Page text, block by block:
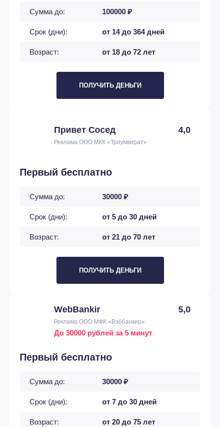
Сумма до: 100000 ₽
Срок (дни): от 14 до 364 дней
Возраст: от 18 до 72 лет
ПОЛУЧИТЬ ДЕНЬГИ
Привет Сосед 4,0
Реклама ООО МКК «Триумвират»
Первый бесплатно
Сумма до: 30000 ₽
Срок (дни): от 5 до 30 дней
Возраст: от 21 до 70 лет
ПОЛУЧИТЬ ДЕНЬГИ
WebBankir 5,0
Реклама ООО МФК «Вэббанкир»
До 30000 рублей за 5 минут
Первый бесплатно
Сумма до: 30000 ₽
Срок (дни): от 7 до 30 дней
Возраст: от 20 до 75 лет